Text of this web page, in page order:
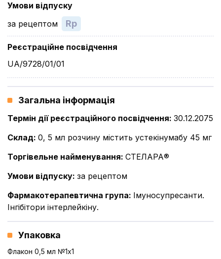
Умови відпуску
за рецептом
Rp
Реєстраційне посвідчення
UA/9728/01/01
Загальна інформація
Термін дії реєстраційного посвідчення: 30.12.2075
Склад: 0, 5 мл розчину містить устекінумабу 45 мг
Торгівельне найменування: СТЕЛАРА®
Умови відпуску: за рецептом
Фармакотерапевтична група: Імуносупресанти.
Інгібітори інтерлейкіну.
Упаковка
Флакон 0,5 мл №1x1